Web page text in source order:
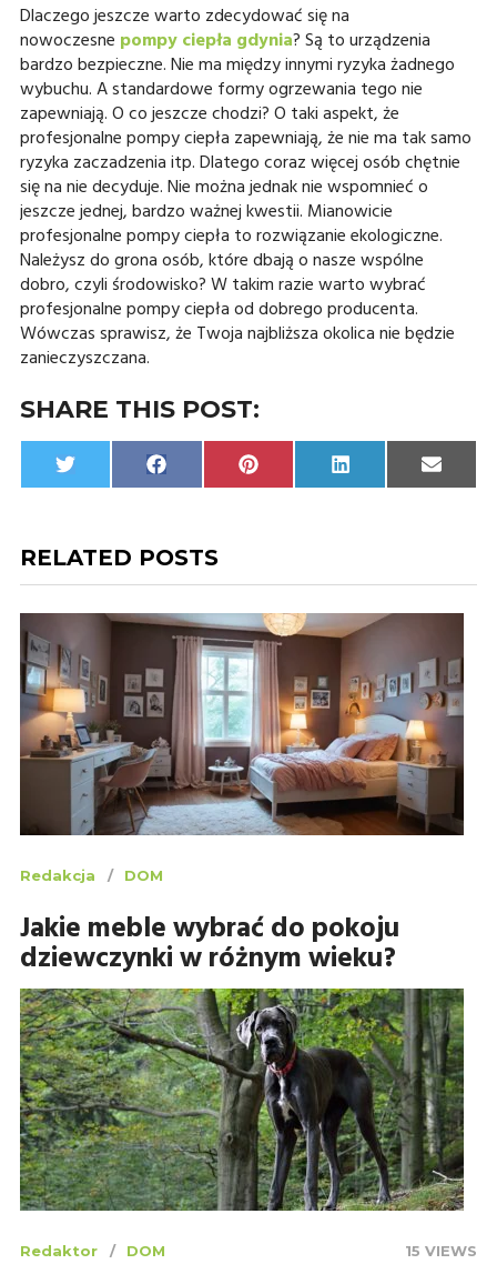
Dlaczego jeszcze warto zdecydować się na
nowoczesne pompy ciepła gdynia? Są to urządzenia
bardzo bezpieczne. Nie ma między innymi ryzyka żadnego
wybuchu. A standardowe formy ogrzewania tego nie
zapewniają. O co jeszcze chodzi? O taki aspekt, że
profesjonalne pompy ciepła zapewniają, że nie ma tak samo
ryzyka zaczadzenia itp. Dlatego coraz więcej osób chętnie
się na nie decyduje. Nie można jednak nie wspomnieć o
jeszcze jednej, bardzo ważnej kwestii. Mianowicie
profesjonalne pompy ciepła to rozwiązanie ekologiczne.
Należysz do grona osób, które dbają o nasze wspólne
dobro, czyli środowisko? W takim razie warto wybrać
profesjonalne pompy ciepła od dobrego producenta.
Wówczas sprawisz, że Twoja najbliższa okolica nie będzie
zanieczyszczana.
SHARE THIS POST:
Share
on
Share
on
Facebook Share
on
Pinterest Share
on
LinkedIn Share
on
Email
RELATED POSTS
Redakcja DOM
Jakie meble wybrać do pokoju
dziewczynki w różnym wieku?
Redaktor DOM 15 VIEWS